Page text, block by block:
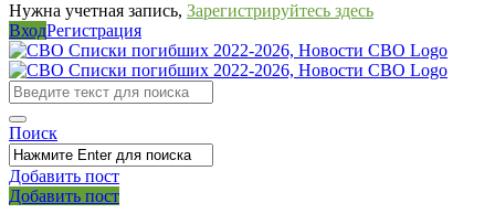
Нужна учетная запись, Зарегистрируйтесь здесь
ВходРегистрация
СВО
Списки
погибших
2022-
2026,
Новости
Поиск
Добавить пост
Мобильное
Выйти
Добавить пост